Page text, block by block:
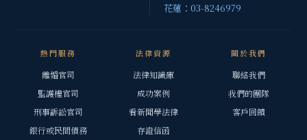
花蓮：03-8246979
熱門服務
離婚官司
監護權官司
刑事訴訟官司
銀行或民間債務
法律資源
法律知識庫
成功案例
看新聞學法律
存證信函
關於我們
聯絡我們
我們的團隊
客戶回饋